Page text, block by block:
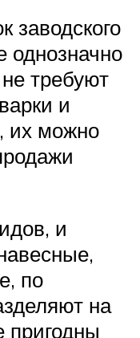
заводского
однозначно
требуют
и
их можно
и
по
на
пригодны